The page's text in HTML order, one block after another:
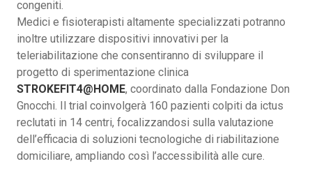
congeniti.
Medici e fisioterapisti altamente specializzati potranno
inoltre utilizzare dispositivi innovativi per la
teleriabilitazione che consentiranno di sviluppare il
progetto di sperimentazione clinica
STROKEFIT4@HOME, coordinato dalla Fondazione Don
Gnocchi. Il trial coinvolgerà 160 pazienti colpiti da ictus
reclutati in 14 centri, focalizzandosi sulla valutazione
dell’efficacia di soluzioni tecnologiche di riabilitazione
domiciliare, ampliando così l’accessibilità alle cure.